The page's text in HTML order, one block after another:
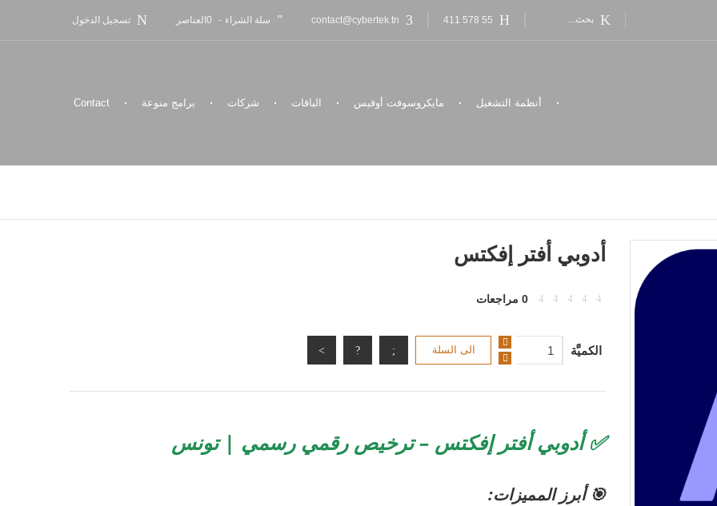
55 578 411
contact@cybertek.tn سلة الشراء -
0العناصر تسجيل الدخول
أنظمة التشغيل مايكروسوفت أوفيس الباقات شركات برامج منوعة Contact
أدوبي أفتر إفكتس
0 مراجعات
الكميَّة الى السلة
✅ أدوبي أفتر إفكتس – ترخيص رقمي رسمي | تونس
🎯 أبرز المميزات: